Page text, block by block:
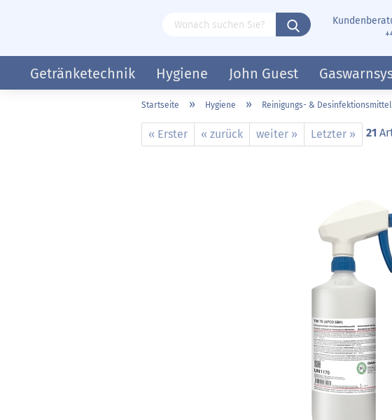
Getränketechnik Hygiene John Guest
Startseite » Hygiene » Reinigungs- & Desinfektionsmittel
« Erster « zurück weiter » Letzter » 21